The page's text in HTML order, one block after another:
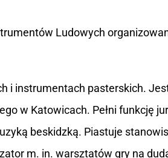
Ludowych
i instrumentach pasterskich.
w Katowicach. Pełni funkcję
beskidzką. Piastuje
m. in. warsztatów gry na